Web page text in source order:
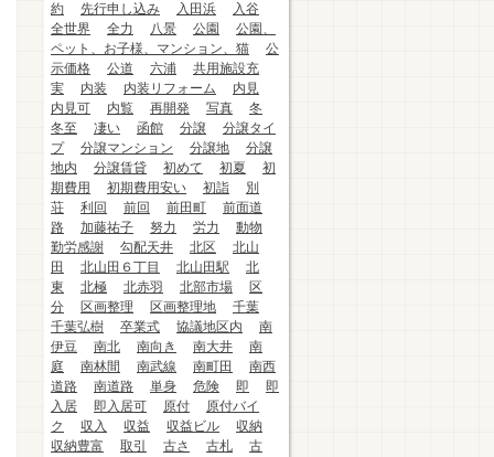
約
先行申し込み 入田浜
入谷
全世界
全力 八景 公園
公園、
ペット、お子様、マンション、猫
公
示価格
公道 六浦
共用施設充
実
内装 内装リフォーム
内見
内見可
内覧 再開発 写真
冬
冬至
凄い 函館 分譲
分譲タイ
プ
分譲マンション 分譲地
分譲
地内
分譲賃貸 初めて 初夏
初
期費用
初期費用安い 初詣
別
荘
利回 前回 前田町
前面道
路
加藤祐子 努力 労力
動物
勤労感謝
勾配天井 北区
北山
田
北山田６丁目 北山田駅
北
東
北極 北赤羽 北部市場
区
分
区画整理 区画整理地
千葉
千葉弘樹
卒業式 協議地区内
南
伊豆
南北 南向き 南大井
南
庭
南林間 南武線 南町田
南西
道路
南道路 単身 危険 即
即
入居
即入居可 原付
原付バイ
ク
収入 収益 収益ビル
収納
収納豊富
取引 古さ 古札
古